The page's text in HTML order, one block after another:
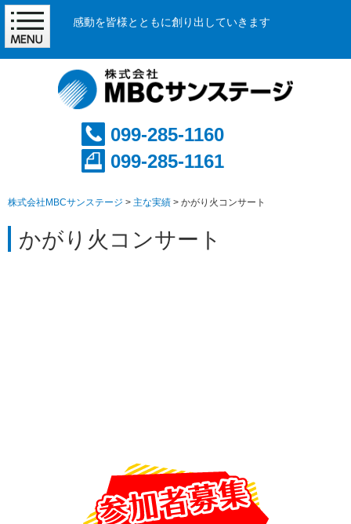
感動を皆様とともに創り出していきます
099-285-1160
099-285-1161
株式会社MBCサンステージ > 主な実績 > かがり火コンサート
かがり火コンサート